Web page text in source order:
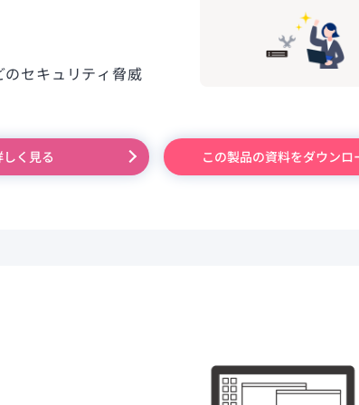
セキュリティ脅威
しく見る この製品の資料をダウンロ